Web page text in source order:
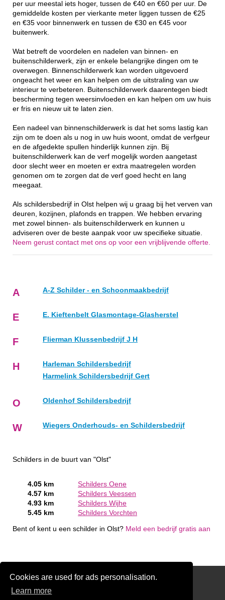
Cookies are used for ads personalisation.
Learn more
per uur meestal iets hoger, tussen de €40 en €60 per uur. De
gemiddelde kosten per vierkante meter liggen tussen de €25
en €35 voor binnenwerk en tussen de €30 en €45 voor
buitenwerk.
Wat betreft de voordelen en nadelen van binnen- en
buitenschilderwerk, zijn er enkele belangrijke dingen om te
overwegen. Binnenschilderwerk kan worden uitgevoerd
ongeacht het weer en kan helpen om de uitstraling van uw
interieur te verbeteren. Buitenschilderwerk daarentegen biedt
bescherming tegen weersinvloeden en kan helpen om uw huis
er fris en nieuw uit te laten zien.
Een nadeel van binnenschilderwerk is dat het soms lastig kan
zijn om te doen als u nog in uw huis woont, omdat de verfgeur
en de afgedekte spullen hinderlijk kunnen zijn. Bij
buitenschilderwerk kan de verf mogelijk worden aangetast
door slecht weer en moeten er extra maatregelen worden
genomen om te zorgen dat de verf goed hecht en lang
meegaat.
Als schildersbedrijf in Olst helpen wij u graag bij het verven van
deuren, kozijnen, plafonds en trappen. We hebben ervaring
met zowel binnen- als buitenschilderwerk en kunnen u
adviseren over de beste aanpak voor uw specifieke situatie.
Neem gerust contact met ons op voor een vrijblijvende offerte.
A A-Z Schilder - en Schoonmaakbedrijf
E E. Kieftenbelt Glasmontage-Glasherstel
F Flierman Klussenbedrijf J H
H
Harleman Schildersbedrijf
Harmelink Schildersbedrijf Gert
O Oldenhof Schildersbedrijf
W Wiegers Onderhouds- en Schildersbedrijf
Schilders in de buurt van "Olst"
4.05 km
Schilders Oene
4.57 km
Schilders Veessen
4.93 km
Schilders Wijhe
5.45 km
Schilders Vorchten
Bent of kent u een schilder in Olst? Meld een bedrijf gratis aan
Schilder Offerte Aanvragen
links